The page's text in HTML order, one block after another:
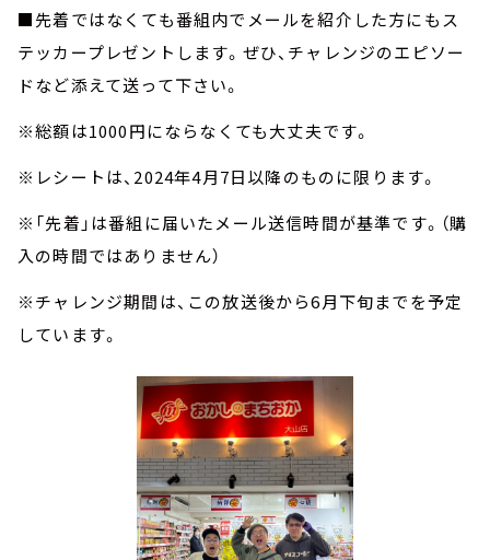
■先着ではなくても番組内でメールを紹介した方にもス
テッカープレゼントします。ぜひ、チャレンジのエピソー
ドなど添えて送って下さい。
※総額は1000円にならなくても大丈夫です。
※レシートは、2024年4月7日以降のものに限ります。
※「先着」は番組に届いたメール送信時間が基準です。（購
入の時間ではありません）
※チャレンジ期間は、この放送後から6月下旬までを予定
しています。